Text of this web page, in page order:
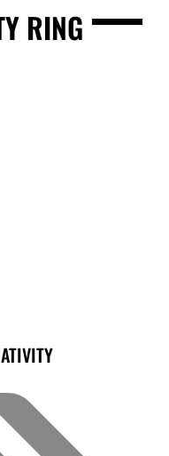
RING